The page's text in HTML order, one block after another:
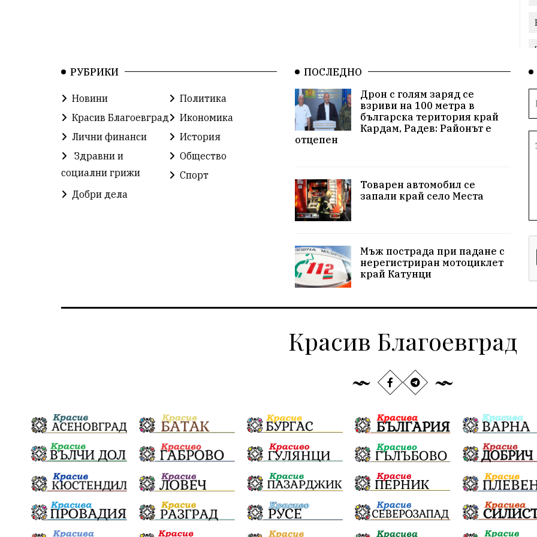
РУБРИКИ
Новини
Политика
Красив Благоевград
Икономика
Лични финанси
История
Здравни и
социални грижи
Общество
Спорт
Добри дела
ПОСЛЕДНО
Дрон с голям заряд се
взриви на 100 метра в
българска територия край
Кардам, Радев: Районът е
отцепен
Товарен автомобил се
запали край село Места
Мъж пострада при падане с
нерегистриран мотоциклет
край Катунци
Красив Благоевград